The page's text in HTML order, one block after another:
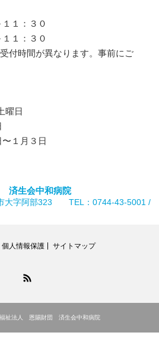
１：３０
１：３０
付時間が異なります。事前にご
曜日
１月３日
済生会中和病院
大字阿部323 TEL：0744-43-5001 /
個人情報保護 サイトマップ
祉法人 恩賜財団 済生会中和病院